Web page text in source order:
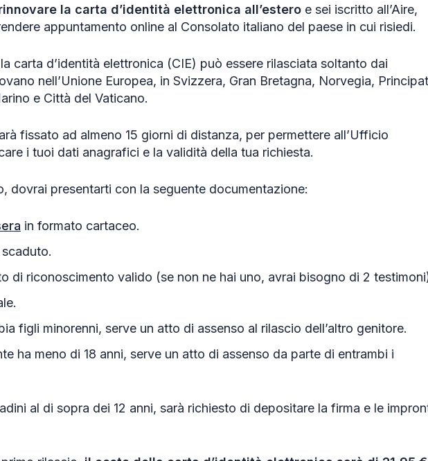
la carta d’identità elettronica all’esteroe sei iscritto all’Aire,
appuntamento online al Consolato italiano del paese in cui risiedi.
carta d’identità elettronica (CIE) può essere rilasciata soltanto dai
nell’Unione Europea, in Svizzera, Gran Bretagna, Norvegia,
e Città del Vaticano.
fissato ad almeno 15 giorni di distanza, per permettere all’Ufficio
i tuoi dati anagrafici e la validità della tua richiesta.
dovrai presentarti con la seguente documentazione:
in formato cartaceo.
di riconoscimento valido (se non ne hai uno, avrai bisogno di 2
figli minorenni, serve un atto di assenso al rilascio dell’altro genitore.
ha meno di 18 anni, serve un atto di assenso da parte di entrambi i
al di sopra dei 12 anni, sarà richiesto di depositare la firma e le